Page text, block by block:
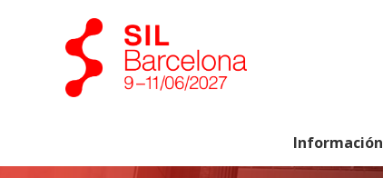
Información